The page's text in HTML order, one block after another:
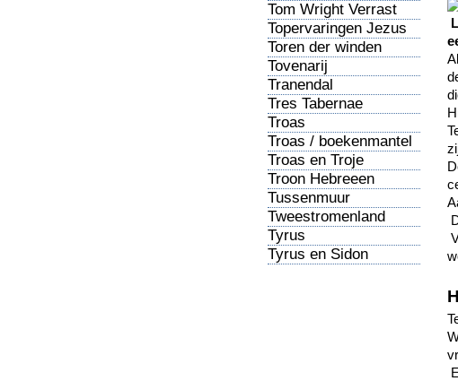
Tom Wright Verrast
door hoop
Topervaringen Jezus
Toren der winden
Tovenarij
Tranendal
Tres Tabernae
Troas
Troas / boekenmantel
Troas en Troje
Troon Hebreeen
Tussenmuur
afgebroken
Tweestromenland
Tyrus
Tyrus en Sidon